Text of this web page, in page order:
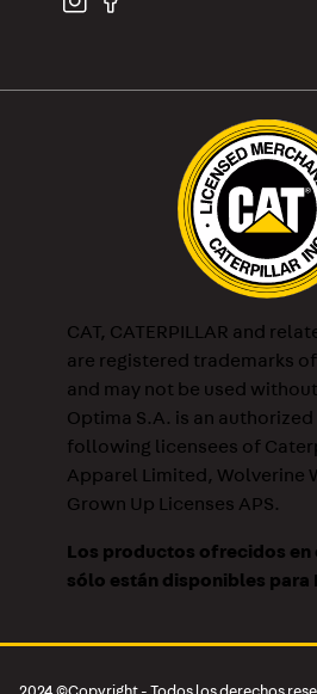
CAT, CATERPILLAR and
are registered trademarks
and may not be used
Optima S.A. is an
following licensees of
Apparel Limited, Wolverine
Grown Up Licenses APS.
Los productos ofrecidos en
sólo están disponibles para